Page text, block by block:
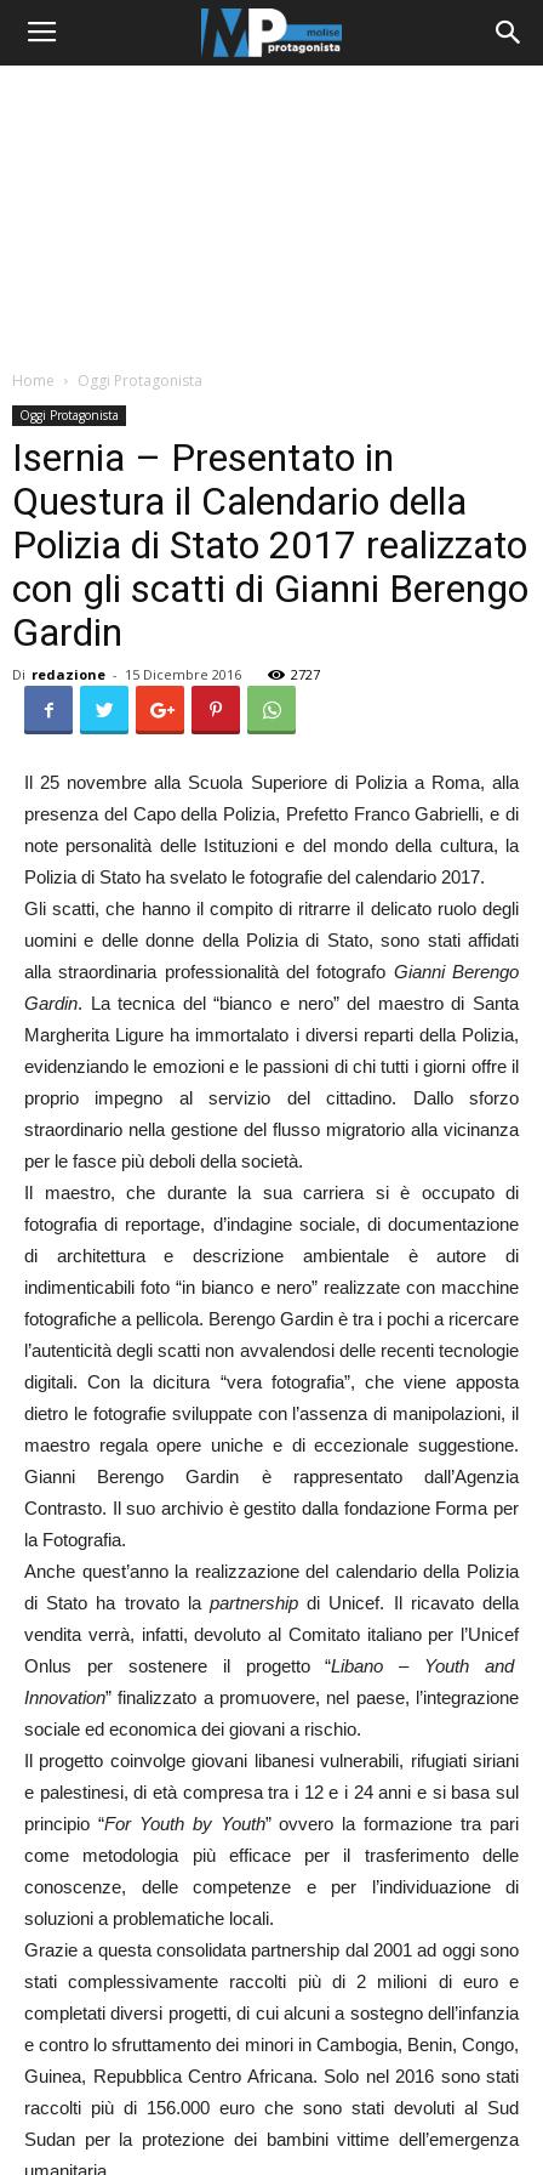
Home Oggi Protagonista
Oggi Protagonista
Isernia – Presentato in
Questura il Calendario della
Polizia di Stato 2017 realizzato
con gli scatti di Gianni Berengo
Gardin
Di redazione - 15 Dicembre 2016 2727
Il 25 novembre alla Scuola Superiore di Polizia a Roma, alla
presenza del Capo della Polizia, Prefetto Franco Gabrielli, e di
note personalità delle Istituzioni e del mondo della cultura, la
Polizia di Stato ha svelato le fotografie del calendario 2017.
Gli scatti, che hanno il compito di ritrarre il delicato ruolo degli
uomini e delle donne della Polizia di Stato, sono stati affidati
alla straordinaria professionalità del fotografo Gianni Berengo
Gardin. La tecnica del “bianco e nero” del maestro di Santa
Margherita Ligure ha immortalato i diversi reparti della Polizia,
evidenziando le emozioni e le passioni di chi tutti i giorni offre il
proprio impegno al servizio del cittadino. Dallo sforzo
straordinario nella gestione del flusso migratorio alla vicinanza
per le fasce più deboli della società.
Il maestro, che durante la sua carriera si è occupato di
fotografia di reportage, d’indagine sociale, di documentazione
di architettura e descrizione ambientale è autore di
indimenticabili foto “in bianco e nero” realizzate con macchine
fotografiche a pellicola. Berengo Gardin è tra i pochi a ricercare
l’autenticità degli scatti non avvalendosi delle recenti tecnologie
digitali. Con la dicitura “vera fotografia”, che viene apposta
dietro le fotografie sviluppate con l’assenza di manipolazioni, il
maestro regala opere uniche e di eccezionale suggestione.
Gianni Berengo Gardin è rappresentato dall’Agenzia
Contrasto. Il suo archivio è gestito dalla fondazione Forma per
la Fotografia.
Anche quest’anno la realizzazione del calendario della Polizia
di Stato ha trovato la partnership di Unicef. Il ricavato della
vendita verrà, infatti, devoluto al Comitato italiano per l’Unicef
Onlus per sostenere il progetto “Libano – Youth and
Innovation” finalizzato a promuovere, nel paese, l’integrazione
sociale ed economica dei giovani a rischio.
Il progetto coinvolge giovani libanesi vulnerabili, rifugiati siriani
e palestinesi, di età compresa tra i 12 e i 24 anni e si basa sul
principio “For Youth by Youth” ovvero la formazione tra pari
come metodologia più efficace per il trasferimento delle
conoscenze, delle competenze e per l’individuazione di
soluzioni a problematiche locali.
Grazie a questa consolidata partnership dal 2001 ad oggi sono
stati complessivamente raccolti più di 2 milioni di euro e
completati diversi progetti, di cui alcuni a sostegno dell’infanzia
e contro lo sfruttamento dei minori in Cambogia, Benin, Congo,
Guinea, Repubblica Centro Africana. Solo nel 2016 sono stati
raccolti più di 156.000 euro che sono stati devoluti al Sud
Sudan per la protezione dei bambini vittime dell’emergenza
umanitaria.